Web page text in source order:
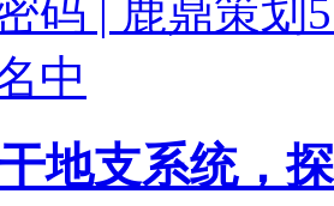
地支系统，